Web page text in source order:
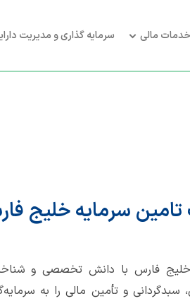
خدمات مالی سرمایه گذاری و مدیریت
تامین سرمایه خلیج
فارس با دانش تخصصی و شناخت
و تأمین مالی را به